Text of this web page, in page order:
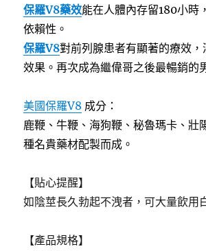
保羅V8藥效能在人體內存留180小時
依賴性。
保羅V8對前列腺患者有顯著的療效
效果。再次成為繼偉哥之後最暢銷的
美國保羅V8 成分：
鹿鞭、牛鞭、海狗鞭、秘魯瑪卡、壯
種名貴藥材配製而成。
【貼心提醒】
如陰莖長久勃起不洩者，可大量飲用
【產品規格】